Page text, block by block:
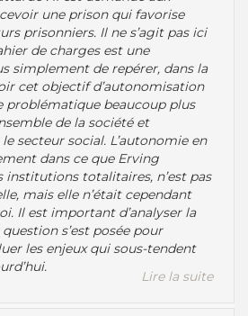
une prison qui favorise
prisonniers. Il ne s’agit pas ici
de charges est une
simplement de repérer, dans la
cet objectif d’autonomisation
problématique beaucoup plus
de la société et
secteur social. L’autonomie en
dans ce que Erving
institutions totalitaires, n’est pas
mais elle n’était cependant
Il est important d’analyser la
s’est posée pour
les enjeux qui sous-tendent
Lire la suite